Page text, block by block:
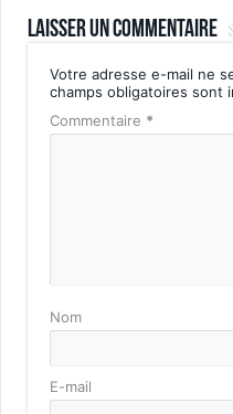
Laisser un commentaire
Votre adresse e-mail ne
champs obligatoires sont
Commentaire *
Nom
E-mail